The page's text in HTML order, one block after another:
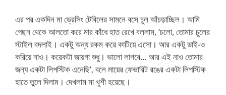
এর পর একদিন মা ড্রেসিং টেবিলের সামনে বসে চুল আঁচড়াচ্ছিল। আমি
পেছন থেকে আলতো করে মার কাঁধে হাত রেখে বললাম, ‘চলো, তোমার চুলের
স্টাইল বদলাই। একটু অন্য রকম করে কাটিয়ে এসো। আর একটু ডাই-ও
করিয়ে নাও। কয়েকটা জায়গা শুধু। ভালো লাগবে… আর এই নাও তোমার
জন্য একটা লিপস্টিক এনেছি’, বলে মায়ের ফেভারিট রঙের একটা লিপস্টিক
হাতে তুলে দিলাম। দেখলাম মা খুশী হয়েছে।